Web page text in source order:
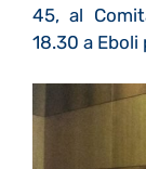
45, al
18.30 a Eboli